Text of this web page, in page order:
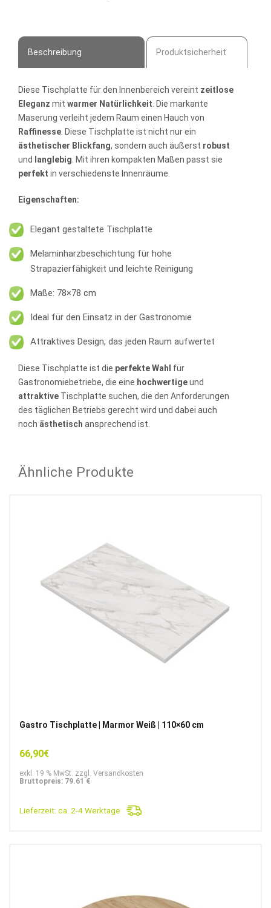
Beschreibung Produktsicherheit
Diese Tischplatte für den Innenbereich vereint zeitlose
Eleganz mit warmer Natürlichkeit. Die markante
Maserung verleiht jedem Raum einen Hauch von
Raffinesse. Diese Tischplatte ist nicht nur ein
ästhetischer Blickfang, sondern auch äußerst robust
und
langlebig. Mit ihren kompakten Maßen passt sie
perfekt in verschiedenste Innenräume.
Eigenschaften:
Elegant gestaltete Tischplatte
Melaminharzbeschichtung für hohe
Strapazierfähigkeit und leichte Reinigung
Maße: 78×78 cm
Ideal für den Einsatz in der Gastronomie
Attraktives Design, das jeden Raum aufwertet
Diese Tischplatte ist die perfekte Wahl für
Gastronomiebetriebe, die eine hochwertigeund
attraktive Tischplatte suchen, die den Anforderungen
des täglichen Betriebs gerecht wird und dabei auch
noch ästhetisch ansprechend ist.
Ähnliche Produkte
Gastro Tischplatte | Marmor Weiß | 110×60 cm
66,90€
exkl. 19 % MwSt. zzgl. Versandkosten
Bruttopreis: 79.61 €
Lieferzeit: ca. 2-4 Werktage